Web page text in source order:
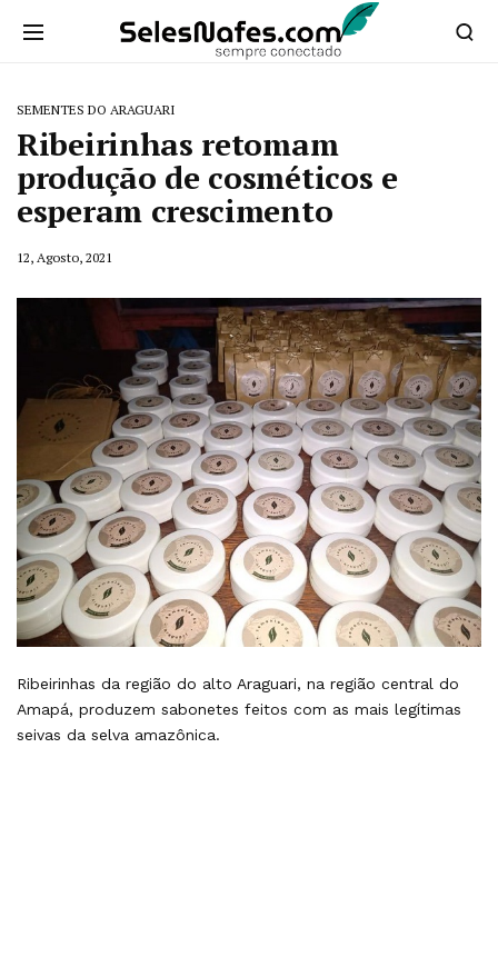
SEMENTES DO ARAGUARI
Ribeirinhas retomam
produção de cosméticos e
esperam crescimento
12, Agosto, 2021
Ribeirinhas da região do alto Araguari, na região central do
Amapá, produzem sabonetes feitos com as mais legítimas
seivas da selva amazônica.